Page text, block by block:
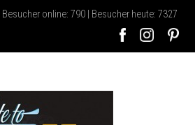
Besucher online: 790 | Besucher heute: 7327